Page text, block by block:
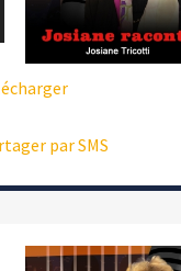
par SMS